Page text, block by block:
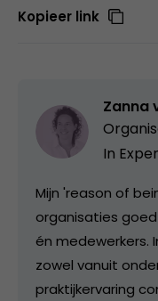
Kopieer link
Zanna
In
Mijn 'reason of
organisaties
én medewerkers.
zowel vanuit
praktijkervaring